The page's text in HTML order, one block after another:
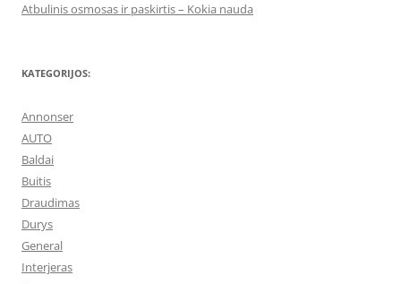
Atbulinis osmosas ir paskirtis – Kokia nauda
KATEGORIJOS:
Annonser
AUTO
Baldai
Buitis
Draudimas
Durys
General
Interjeras